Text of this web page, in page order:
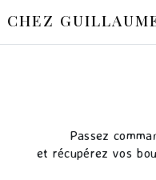
CHEZ
Passez
et récupérez vos